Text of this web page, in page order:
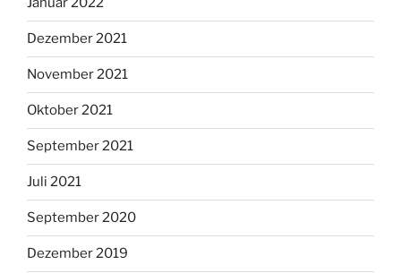
Dezember 2021
November 2021
Oktober 2021
September 2021
Juli 2021
September 2020
Dezember 2019